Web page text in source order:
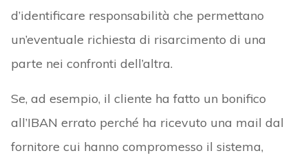
d’identificare responsabilità che permettano
un’eventuale richiesta di risarcimento di una
parte nei confronti dell’altra.
Se, ad esempio, il cliente ha fatto un bonifico
all’IBAN errato perché ha ricevuto una mail dal
fornitore cui hanno compromesso il sistema,